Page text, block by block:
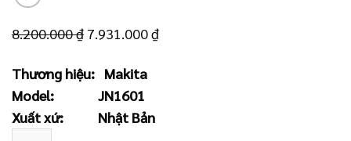
8.200.000₫ Giá
là:
8.200.000 ₫.
7.931.000₫Giá
Thương hiệu: Makita
Model: JN1601
Xuất xứ: Nhật Bản